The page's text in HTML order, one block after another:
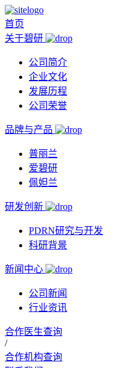
首页
关于碧研
公司简介
企业文化
发展历程
公司荣誉
品牌与产品
普丽兰
爱碧研
佩妲兰
研发创新
PDRN研究与开发
科研背景
新闻中心
公司新闻
行业资讯
合作医生查询
/
合作机构查询